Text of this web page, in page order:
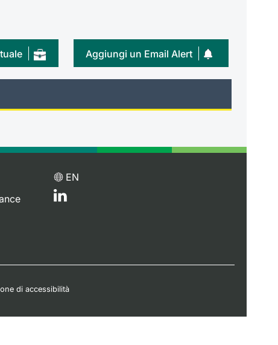
Aggiungi un Email Alert
EN
di accessibilità